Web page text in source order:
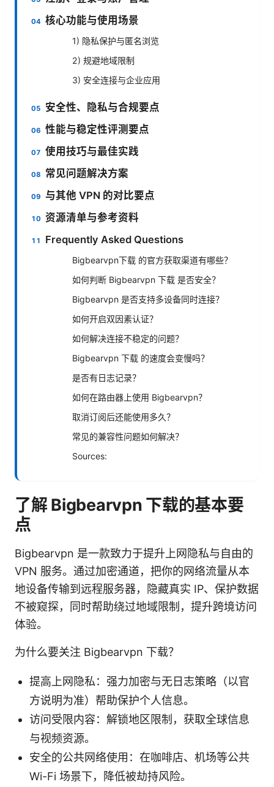
核心功能与使用场景
1) 隐私保护与匿名浏览
2) 规避地域限制
3) 安全连接与企业应用
安全性、隐私与合规要点
性能与稳定性评测要点
使用技巧与最佳实践
常见问题解决方案
与其他 VPN 的对比要点
资源清单与参考资料
Frequently Asked Questions
Bigbearvpn下载 的官方获取渠道有哪些？
如何判断 Bigbearvpn 下载 是否安全？
Bigbearvpn 是否支持多设备同时连接？
如何开启双因素认证？
如何解决连接不稳定的问题？
Bigbearvpn 下载 的速度会变慢吗？
是否有日志记录？
如何在路由器上使用 Bigbearvpn？
取消订阅后还能使用多久？
常见的兼容性问题如何解决？
Sources:
了解 Bigbearvpn 下载的基本要
点
Bigbearvpn 是一款致力于提升上网隐私与自由的
VPN 服务。通过加密通道，把你的网络流量从本
地设备传输到远程服务器，隐藏真实 IP、保护数据
不被窥探，同时帮助绕过地域限制，提升跨境访问
体验。
为什么要关注 Bigbearvpn 下载？
提高上网隐私：强力加密与无日志策略（以官
方说明为准）帮助保护个人信息。
访问受限内容：解锁地区限制，获取全球信息
与视频资源。
安全的公共网络使用：在咖啡店、机场等公共
Wi-Fi 场景下，降低被劫持风险。